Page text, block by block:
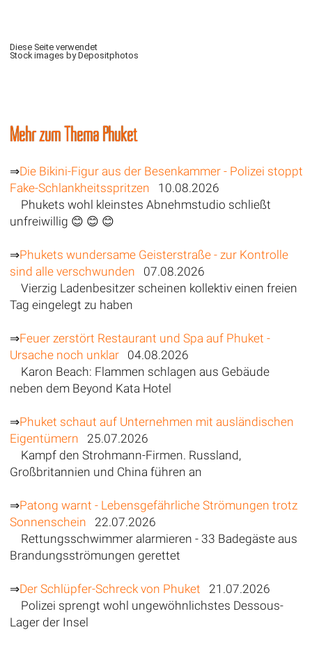
Diese Seite verwendet
Stock images by Depositphotos
Mehr zum Thema Phuket
⇒Die Bikini-Figur aus der Besenkammer - Polizei stoppt
Fake-Schlankheitsspritzen 10.08.2026
Phukets wohl kleinstes Abnehmstudio schließt
unfreiwillig 😊 😊 😊
⇒Phukets wundersame Geisterstraße - zur Kontrolle
sind alle verschwunden 07.08.2026
Vierzig Ladenbesitzer scheinen kollektiv einen freien
Tag eingelegt zu haben
⇒Feuer zerstört Restaurant und Spa auf Phuket -
Ursache noch unklar04.08.2026
Karon Beach: Flammen schlagen aus Gebäude
neben dem Beyond Kata Hotel
⇒Phuket schaut auf Unternehmen mit ausländischen
Eigentümern 25.07.2026
Kampf den Strohmann-Firmen. Russland,
Großbritannien und China führen an
⇒Patong warnt - Lebensgefährliche Strömungen trotz
Sonnenschein 22.07.2026
Rettungsschwimmer alarmieren - 33 Badegäste aus
Brandungsströmungen gerettet
⇒Der Schlüpfer-Schreck von Phuket 21.07.2026
Polizei sprengt wohl ungewöhnlichstes Dessous-
Lager der Insel